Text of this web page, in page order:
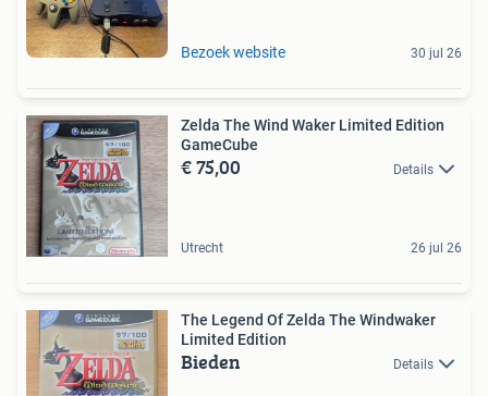
Bezoek website 30 jul 26
Zelda The Wind Waker Limited Edition
GameCube
€ 75,00 Details
Utrecht 26 jul 26
The Legend Of Zelda The Windwaker
Limited Edition
Bieden Details